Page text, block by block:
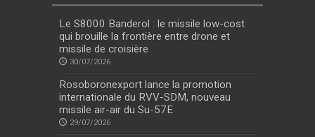
Le S8000 Banderol : le missile low-cost
qui brouille la frontière entre drone et
missile de croisière
30/07/2026
Rosoboronexport lance la promotion
internationale du RVV-SDM, nouveau
missile air-air du Su-57E
29/07/2026